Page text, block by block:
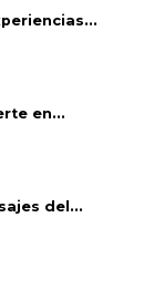
en...
del...